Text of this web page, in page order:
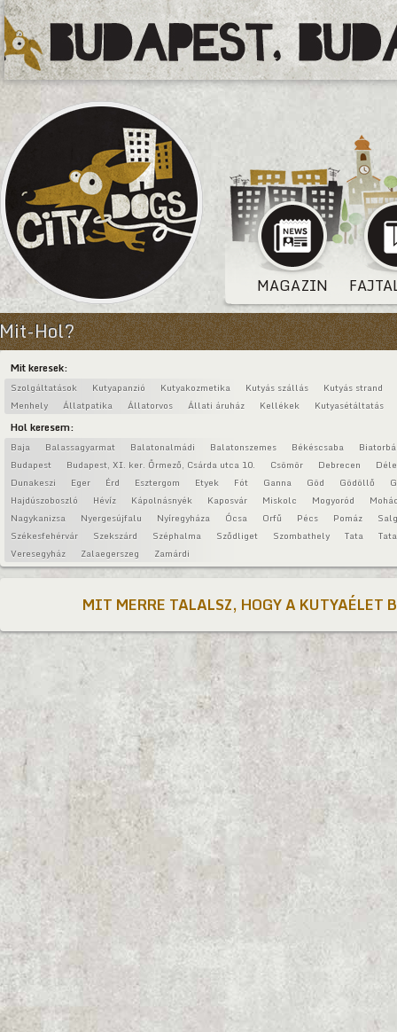
MAGAZIN
Mit-Hol?
Mit keresek:
Szolgáltatások Kutyapanzió Kutyakozmetika Kutyás szállás
Kutyás strand
Menhely
Állatpatika Állatorvos Állati áruház Kellékek Kutyasétáltatás
Hol keresem:
Baja Balassagyarmat Balatonalmádi Balatonszemes Békéscsaba
Budapest
Budapest, XI. ker. Őrmező, Csárda utca 10. Csömör Debrecen
Dunakeszi
Eger Érd Esztergom Etyek Fót Ganna Göd Gödöllő
Hajdúszoboszló
Hévíz Kápolnásnyék Kaposvár Miskolc Mogyoród
Nagykanizsa
Nyergesújfalu Nyíregyháza Ócsa Orfű Pécs Pomáz
Székesfehérvár
Szekszárd Széphalma Sződliget Szombathely Tata
Veresegyház
Zalaegerszeg Zamárdi
MIT MERRE TALALSZ, HOGY A KUTYAÉLET